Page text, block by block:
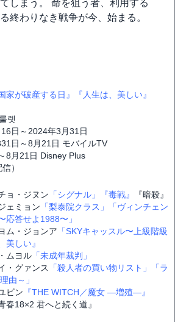
しまう。 命を狙う者、利用する
終わりなき戦争が今、始まる。
家が破産する日』
『人生は、美しい』
렛
日～2024年3月31日
日～8月21日 モバイルTV
8月21日 Disney Plus
）
ョ・ジヌン 「シグナル」 『毒戦』
『暗殺』
ェミョン 「梨泰院クラス」
「ヴィンチェン
応答せよ1988〜」
ム・ジョンア 「SKYキャッスル〜上級階級
美しい』
ムヨル 「未成年裁判」
・グァンス
「殺人者の買い物リスト」
「ラ
由～」
ビン 『THE WITCH／魔女 ―増殖―』
春18×2 君へと続く道』